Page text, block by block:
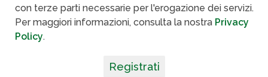
con terze parti necessarie per l'erogazione dei servizi.
Per maggiori informazioni, consulta la nostra Privacy
Policy.
Registrati